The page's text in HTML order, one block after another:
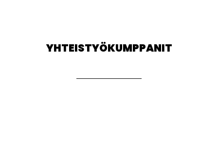
YHTEISTYÖKUMPPANIT